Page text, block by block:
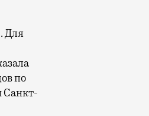
Для
по
Санкт-